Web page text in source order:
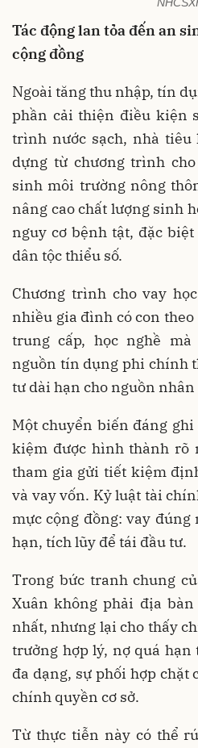
Tác động lan tỏa đến an
cộng đồng
Ngoài tăng thu nhập, tín
phần cải thiện điều kiện
trình nước sạch, nhà tiêu
dựng từ chương trình
sinh môi trường nông
nâng cao chất lượng sinh
nguy cơ bệnh tật, đặc
dân tộc thiểu số.
Chương trình cho vay
nhiều gia đình có con theo
trung cấp, học nghề
nguồn tín dụng phi chính
tư dài hạn cho nguồn
Một chuyển biến đáng
kiệm được hình thành rõ
tham gia gửi tiết kiệm
và vay vốn. Kỷ luật tài
mực cộng đồng: vay
hạn, tích lũy để tái đầu tư.
Trong bức tranh chung
Xuân không phải địa
nhất, nhưng lại cho thấy
trưởng hợp lý, nợ quá
đa dạng, sự phối hợp chặt
chính quyền cơ sở.
Từ thực tiễn này có thể